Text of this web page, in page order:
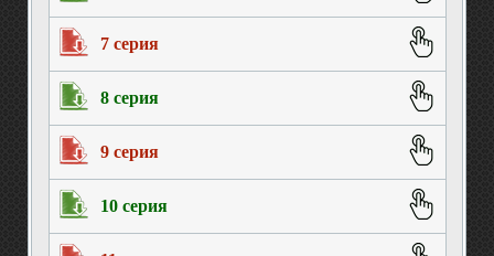
7 серия
8 серия
9 серия
10 серия